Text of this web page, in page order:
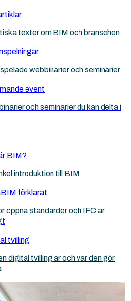
texter om BIM och branschen
webbinarier och seminarier
event
och seminarier du kan delta i
BIM?
introduktion till BIM
förklarat
öppna standarder och IFC är
tvilling
digital tvilling är och var den gör